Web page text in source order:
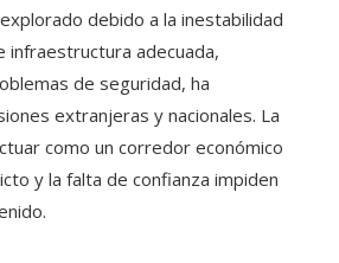
debido a la inestabilidad
infraestructura adecuada,
de seguridad, ha
extranjeras y nacionales. La
como un corredor económico
y la falta de confianza impiden